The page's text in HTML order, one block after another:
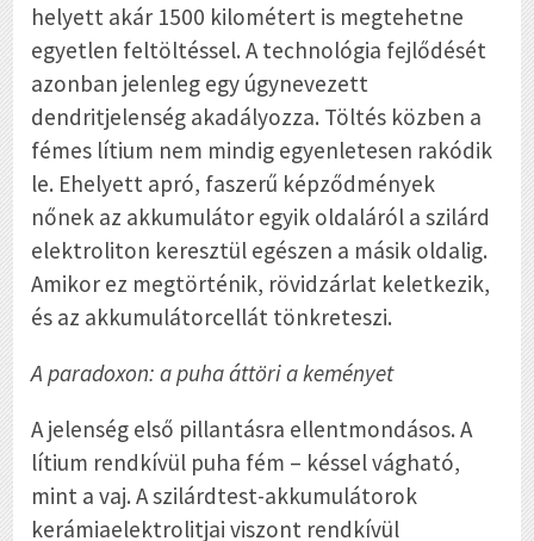
helyett akár 1500 kilométert is megtehetne
egyetlen feltöltéssel. A technológia fejlődését
azonban jelenleg egy úgynevezett
dendritjelenség akadályozza. Töltés közben a
fémes lítium nem mindig egyenletesen rakódik
le. Ehelyett apró, faszerű képződmények
nőnek az akkumulátor egyik oldaláról a szilárd
elektroliton keresztül egészen a másik oldalig.
Amikor ez megtörténik, rövidzárlat keletkezik,
és az akkumulátorcellát tönkreteszi.
A paradoxon: a puha áttöri a keményet
A jelenség első pillantásra ellentmondásos. A
lítium rendkívül puha fém – késsel vágható,
mint a vaj. A szilárdtest-akkumulátorok
kerámiaelektrolitjai viszont rendkívül